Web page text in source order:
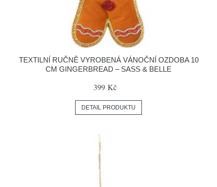
TEXTILNÍ RUČNĚ VYROBENÁ VÁNOČNÍ OZDOBA 10
CM GINGERBREAD – SASS & BELLE
399 Kč
DETAIL PRODUKTU